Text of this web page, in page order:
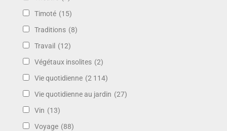
Timoté (15)
Traditions (8)
Travail (12)
Végétaux insolites (2)
Vie quotidienne (2 114)
Vie quotidienne au jardin (27)
Vin (13)
Voyage (88)